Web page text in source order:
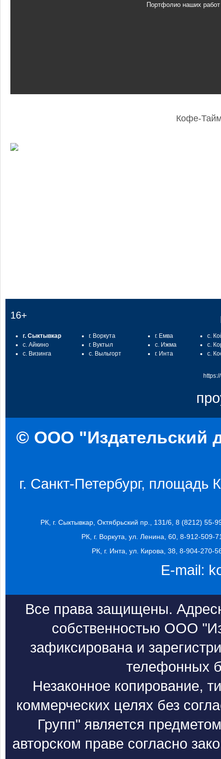
Портфолио наших работ
Кофе-
16+
г. Сыктывкар
с. Айкино
с. Визинга
г. Воркута
г. Вуктыл
с. Выльгорт
г. Емва
с. Ижма
г. Инта
с.
с.
с.
© ООО "Издательский
г. Санкт-Петербург, площадь
РК, г. Сыктывкар, Октябрьский пр., 131/6, 8 (8212) 55-
РК, г. Воркута, ул. Ленина, 60, 8-912-509-
РК, г. Инта, ул. Кирова, 38, 8-904-270-
E-mail:
Все права защищены.
собственностью ООО
зафиксирована и
телефонных
Незаконное копирование,
коммерческих целях без
Групп" является
авторском праве согласно